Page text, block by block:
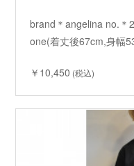
brand＊angelina no.＊
one(着丈後67cm,身幅
￥10,450 (税込)